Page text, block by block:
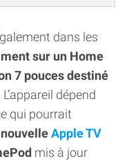
dans les
sur un Home
7 pouces destiné
L’appareil dépend
qui pourrait
Apple TV
mis à jour